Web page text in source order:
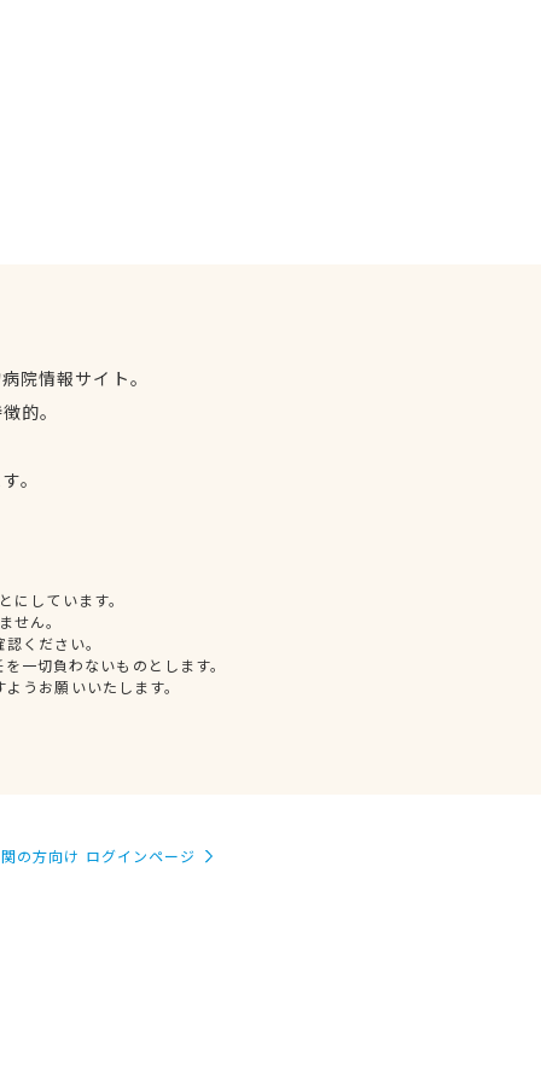
院情報サイト。
的。
。
しています。
せん。
ください。
一切負わないものとします。
うお願いいたします。
の方向け ログインページ